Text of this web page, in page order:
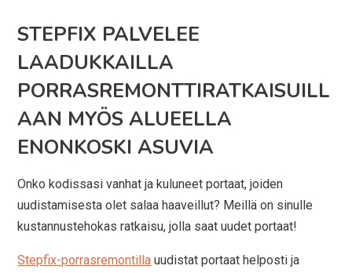
STEPFIX PALVELEE
LAADUKKAILLA
PORRASREMONTTIRATKAISUILL
AAN MYÖS ALUEELLA
ENONKOSKI ASUVIA
Onko kodissasi vanhat ja kuluneet portaat, joiden
uudistamisesta olet salaa haaveillut? Meillä on sinulle
kustannustehokas ratkaisu, jolla saat uudet portaat!
Stepfix-porrasremontilla uudistat portaat helposti ja